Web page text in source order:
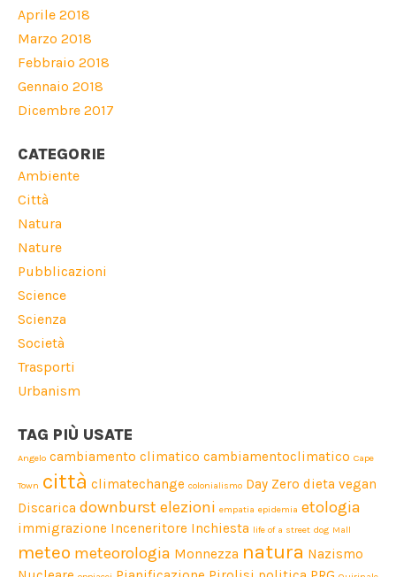
Aprile 2018
Marzo 2018
Febbraio 2018
Gennaio 2018
Dicembre 2017
CATEGORIE
Ambiente
Città
Natura
Nature
Pubblicazioni
Science
Scienza
Società
Trasporti
Urbanism
TAG PIÙ USATE
Angelo cambiamento climatico cambiamentoclimatico Cape
Town città climatechange colonialismo Day Zero dieta vegan
Discarica downburst elezioni empatia epidemia etologia
immigrazione Inceneritore Inchiesta life of a street dog Mall
meteo meteorologia Monnezza natura Nazismo